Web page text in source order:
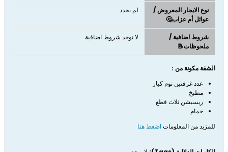
نوع الايجار المعروض /
عوائل أم عزاب🤔
لم يحدد
شروط اضافية /
ملحوظات📝
لا توجد شروط اضافية
الشقة مكونة من :
عدد غرفتين نوم كبار
مطبخ
ريسبشن ثلاث قطع
حمام
للمزيد من المعلوماتاضغط هنا